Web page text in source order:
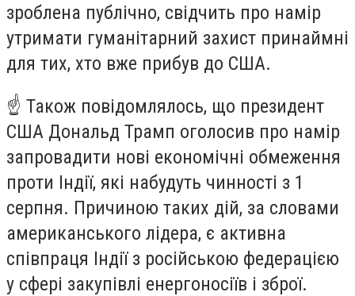
зроблена публічно, свідчить про намір
утримати гуманітарний захист принаймні
для тих, хто вже прибув до США.
☝️ Також повідомлялось, що президент
США Дональд Трамп оголосив про намір
запровадити нові економічні обмеження
проти Індії, які набудуть чинності з 1
серпня. Причиною таких дій, за словами
американського лідера, є активна
співпраця Індії з російською федерацією
у сфері закупівлі енергоносіїв і зброї.